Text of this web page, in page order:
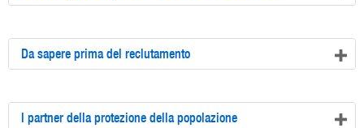
Da sapere prima del reclutamento
I partner della protezione della popolazione